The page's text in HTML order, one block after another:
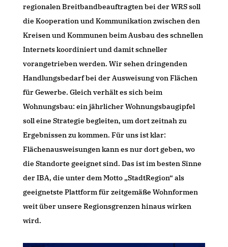
regionalen Breitbandbeauftragten bei der WRS soll
die Kooperation und Kommunikation zwischen den
Kreisen und Kommunen beim Ausbau des schnellen
Internets koordiniert und damit schneller
vorangetrieben werden. Wir sehen dringenden
Handlungsbedarf bei der Ausweisung von Flächen
für Gewerbe. Gleich verhält es sich beim
Wohnungsbau: ein jährlicher Wohnungsbaugipfel
soll eine Strategie begleiten, um dort zeitnah zu
Ergebnissen zu kommen. Für uns ist klar:
Flächenausweisungen kann es nur dort geben, wo
die Standorte geeignet sind. Das ist im besten Sinne
der IBA, die unter dem Motto „StadtRegion“ als
geeignetste Plattform für zeitgemäße Wohnformen
weit über unsere Regionsgrenzen hinaus wirken
wird.